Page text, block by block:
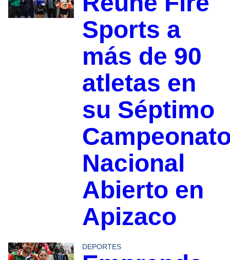
Sports a
más de 90
atletas en
su Séptimo
Nacional
Abierto en
Apizaco
DEPORTES